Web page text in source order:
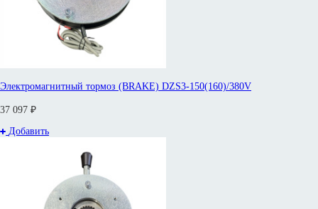
Электромагнитный тормоз (BRAKE) DZS3-150(160)/380V
37 097 ₽
Добавить